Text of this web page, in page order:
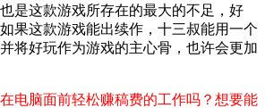
是这款游戏所存在的最大的不足，好
果这款游戏能出续作，十三叔能用一个
将好玩作为游戏的主心骨，也许会更加
电脑面前轻松赚稿费的工作吗？想要能